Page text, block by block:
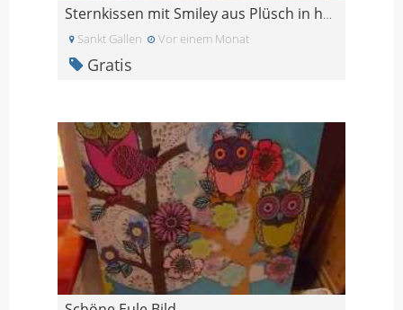
Sternkissen mit Smiley aus Plüsch in hellblau
Sankt Gallen Vor einem Monat
Gratis